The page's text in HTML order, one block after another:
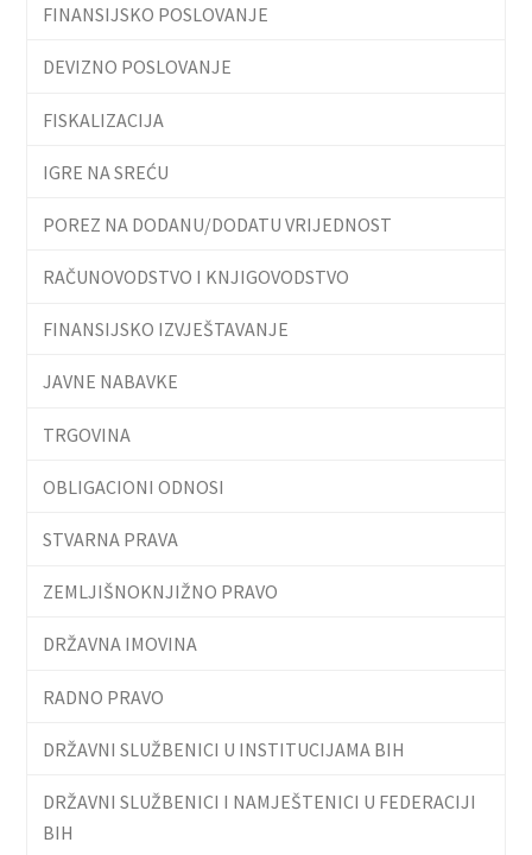
FINANSIJSKO POSLOVANJE
DEVIZNO POSLOVANJE
FISKALIZACIJA
IGRE NA SREĆU
POREZ NA DODANU/DODATU VRIJEDNOST
RAČUNOVODSTVO I KNJIGOVODSTVO
FINANSIJSKO IZVJEŠTAVANJE
JAVNE NABAVKE
TRGOVINA
OBLIGACIONI ODNOSI
STVARNA PRAVA
ZEMLJIŠNOKNJIŽNO PRAVO
DRŽAVNA IMOVINA
RADNO PRAVO
DRŽAVNI SLUŽBENICI U INSTITUCIJAMA BIH
DRŽAVNI SLUŽBENICI I NAMJEŠTENICI U FEDERACIJI
BIH